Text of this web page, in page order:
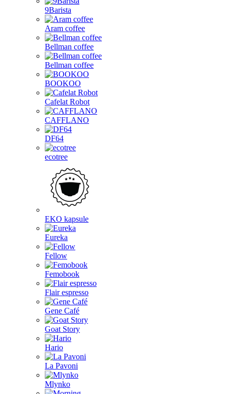
9Barista
Aram coffee
Bellman coffee
Bellman coffee
BOOKOO
Cafelat Robot
CAFFLANO
DF64
ecotree
EKO kapsule
Eureka
Fellow
Femobook
Flair espresso
Gene Café
Goat Story
Hario
La Pavoni
Mlynko